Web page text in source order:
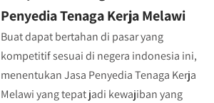
Penyedia Tenaga Kerja Melawi
Buat dapat bertahan di pasar yang
kompetitif sesuai di negera indonesia ini,
menentukan Jasa Penyedia Tenaga Kerja
Melawi yang tepat jadi kewajiban yang